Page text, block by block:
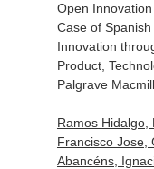
Open
Case of
Innovation
Product,
Palgrave
Ramos Hidalgo,
Francisco Jose,
Abancéns,